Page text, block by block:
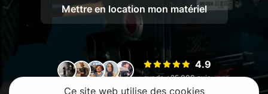
Mettre en location mon matériel
4.9
sur de +25 000 avis